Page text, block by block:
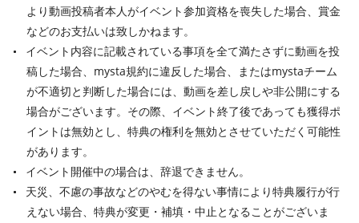
より動画投稿者本人がイベント参加資格を喪失した場合、賞金
などのお支払いは致しかねます。
イベント内容に記載されている事項を全て満たさずに動画を投
稿した場合、mysta規約に違反した場合、またはmystaチーム
が不適切と判断した場合には、動画を差し戻しや非公開にする
場合がございます。その際、イベント終了後であっても獲得ポ
イントは無効とし、特典の権利を無効とさせていただく可能性
があります。
イベント開催中の場合は、辞退できません。
天災、不慮の事故などのやむを得ない事情により特典履行が行
えない場合、特典が変更・補填・中止となることがございま